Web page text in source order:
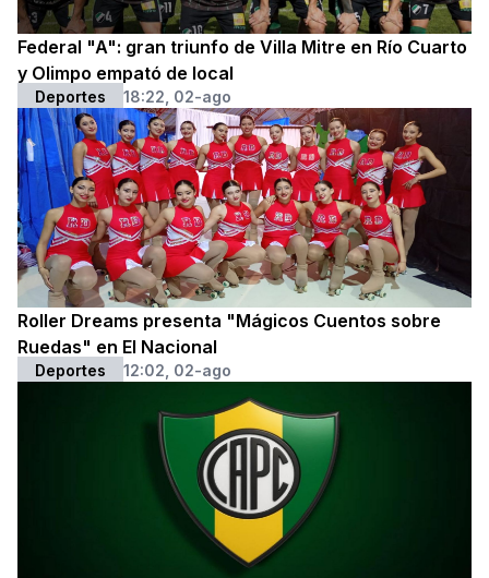
Federal "A": gran triunfo de Villa Mitre en Río Cuarto
y Olimpo empató de local
Deportes 18:22, 02-ago
Roller Dreams presenta "Mágicos Cuentos sobre
Ruedas" en El Nacional
Deportes 12:02, 02-ago